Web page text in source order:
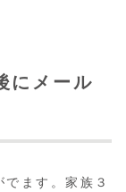
にメール
ます。家族３